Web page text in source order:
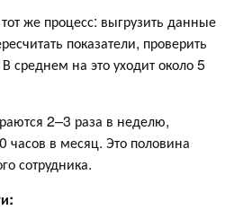
же процесс: выгрузить данные
показатели, проверить
среднем на это уходит около 5
2–3 раза в неделю,
часов в месяц. Это половина
сотрудника.